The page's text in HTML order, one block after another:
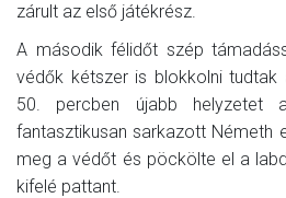
zárult az első játékrész.
A második félidőt szép
védők kétszer is blokkolni tudtak
50. percben újabb helyzetet
fantasztikusan sarkazott Németh
meg a védőt és pöckölte el a
kifelé pattant.